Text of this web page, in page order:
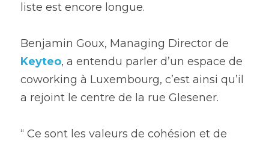
liste est encore longue.
Keyteo, a entendu parler d’un espace de
coworking à Luxembourg, c’est ainsi qu’il
a rejoint le centre de la rue Glesener.
“ Ce sont les valeurs de cohésion et de